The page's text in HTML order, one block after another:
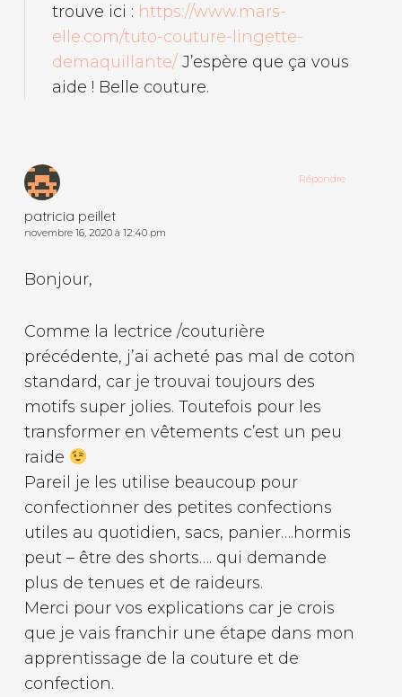
trouve ici : https://www.mars-
elle.com/tuto-couture-lingette-
demaquillante/J’espère que ça vous
aide ! Belle couture.
patricia peillet
novembre 16, 2020 à 12:40 pm
Bonjour,
Comme la lectrice /couturière
précédente, j’ai acheté pas mal de coton
standard, car je trouvai toujours des
motifs super jolies. Toutefois pour les
transformer en vêtements c’est un peu
raide
Pareil je les utilise beaucoup pour
confectionner des petites confections
utiles au quotidien, sacs, panier….hormis
peut – être des shorts…. qui demande
plus de tenues et de raideurs.
Merci pour vos explications car je crois
que je vais franchir une étape dans mon
apprentissage de la couture et de
confection.
Répondre